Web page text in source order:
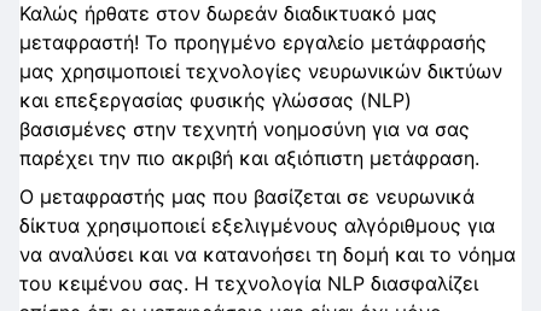
Καλώς ήρθατε στον δωρεάν διαδικτυακό μας
μεταφραστή! Το προηγμένο εργαλείο μετάφρασής
μας χρησιμοποιεί τεχνολογίες νευρωνικών δικτύων
και επεξεργασίας φυσικής γλώσσας (NLP)
βασισμένες στην τεχνητή νοημοσύνη για να σας
παρέχει την πιο ακριβή και αξιόπιστη μετάφραση.
Ο μεταφραστής μας που βασίζεται σε νευρωνικά
δίκτυα χρησιμοποιεί εξελιγμένους αλγόριθμους για
να αναλύσει και να κατανοήσει τη δομή και το νόημα
του κειμένου σας. Η τεχνολογία NLP διασφαλίζει